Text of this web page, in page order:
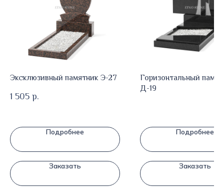
Эксклюзивный памятник Э-27
1 505 р.
Подробнее
Заказать
Горизонтальный
Д-19
Подробнее
Заказать